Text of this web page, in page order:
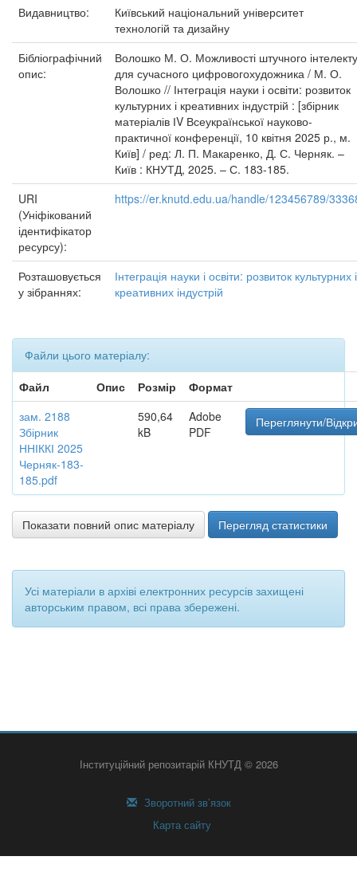
Видавництво:
Київський національний університет
технологій та дизайну
Бібліографічний
опис:
Волошко М. О. Можливості штучного інтелекту
для сучасного цифровогохудожника / М. О.
Волошко // Інтеграція науки і освіти: розвиток
культурних і креативних індустрій : [збірник
матеріалів ІV Всеукраїнської науково-
практичної конференції, 10 квітня 2025 р., м.
Київ] / ред: Л. П. Макаренко, Д. С. Черняк. –
Київ : КНУТД, 2025. – С. 183-185.
URI
(Уніфікований
ідентифікатор
ресурсу):
https://er.knutd.edu.ua/handle/123456789/
Розташовується
у зібраннях:
Інтеграція науки і освіти: розвиток культурних і
креативних індустрій
Файли цього матеріалу:
Файл
Опис Розмір
Формат
зам. 2188
Збірник
ННІККІ 2025
Черняк-183-
185.pdf
590,64
kB
Adobe
PDF
Переглянути/
Показати повний опис матеріалу Перегляд статистики
Усі матеріали в архіві електронних ресурсів захищені
авторським правом, всі права збережені.
Інституційний репозитарій КНУТД © 2026
Зворотний зв’язок
Карта сайту